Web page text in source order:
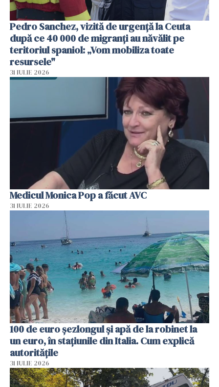
Pedro Sanchez, vizită de urgență la Ceuta
după ce 40 000 de migranți au năvălit pe
teritoriul spaniol: „Vom mobiliza toate
resursele"
31 IULIE 2026
Medicul Monica Pop a făcut AVC
31 IULIE 2026
100 de euro șezlongul și apă de la robinet la
un euro, în stațiunile din Italia. Cum explică
autoritățile
31 IULIE 2026